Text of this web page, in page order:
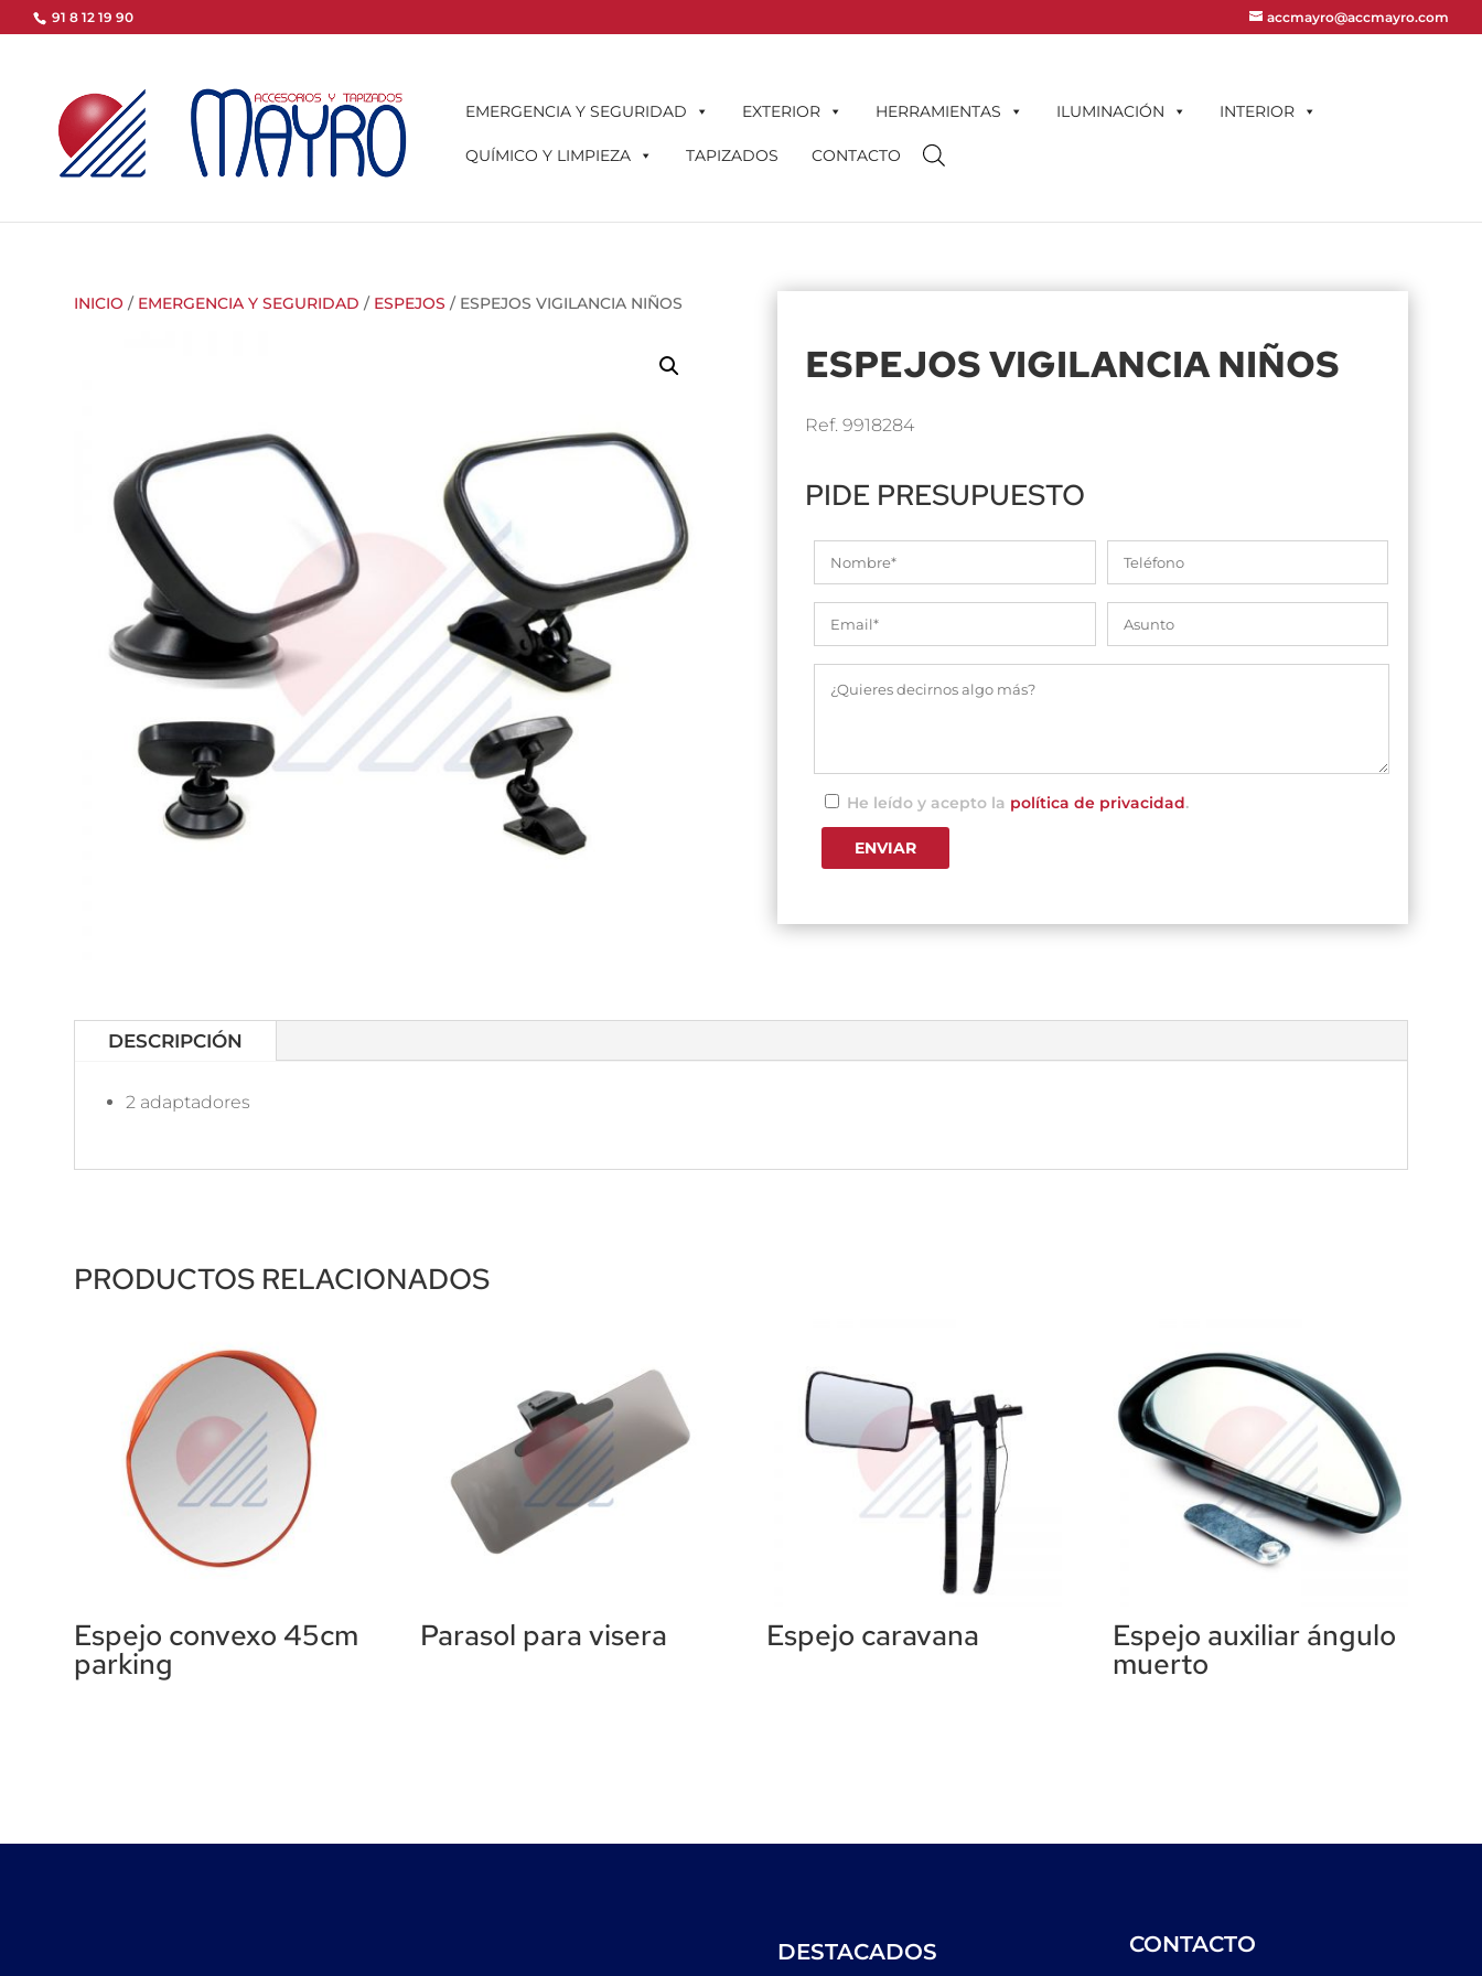
91 8 12 19 90 accmayro@accmayro.com
EMERGENCIA Y SEGURIDAD EXTERIOR HERRAMIENTAS ILUMINACIÓN INTERIOR
QUÍMICO Y LIMPIEZA TAPIZADOS CONTACTO
INICIO / EMERGENCIA Y SEGURIDAD / ESPEJOS / ESPEJOS VIGILANCIA NIÑOS
ESPEJOS VIGILANCIA NIÑOS
Ref. 9918284
PIDE PRESUPUESTO
He leído y acepto la política de privacidad.
DESCRIPCIÓN
2 adaptadores
PRODUCTOS RELACIONADOS
Espejo convexo 45cm
parking
Parasol para visera Espejo caravana Espejo auxiliar ángulo
muerto
DESTACADOS CONTACTO